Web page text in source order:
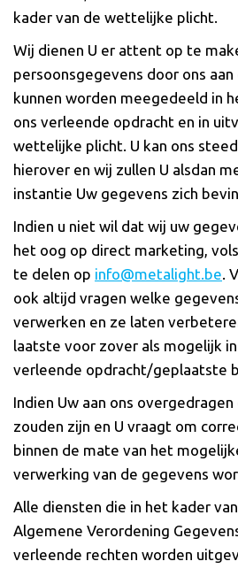
kader van de wettelijke plicht.
Wij dienen U er attent op te
persoonsgegevens door ons
kunnen worden meegedeeld in
ons verleende opdracht en in
wettelijke plicht. U kan ons
hierover en wij zullen U alsdan
instantie Uw gegevens zich
Indien u niet wil dat wij uw
het oog op direct marketing,
te delen op info@metalight.be.
ook altijd vragen welke
verwerken en ze laten
laatste voor zover als mogelijk
verleende opdracht/geplaatste
Indien Uw aan ons
zouden zijn en U vraagt om
binnen de mate van het
verwerking van de gegevens
Alle diensten die in het kader
Algemene Verordening
verleende rechten worden